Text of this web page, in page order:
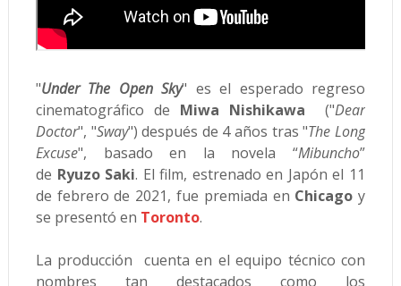
"Under The Open Sky" es el esperado regreso
cinematográfico de Miwa Nishikawa ("Dear
Doctor", "Sway") después de 4 años tras "The Long
Excuse", basado en la novela “Mibuncho”
de Ryuzo Saki. El film, estrenado en Japón el 11
de febrero de 2021, fue premiada en Chicago y
se presentó en Toronto.
La producción cuenta en el equipo técnico con
nombres tan destacados como los